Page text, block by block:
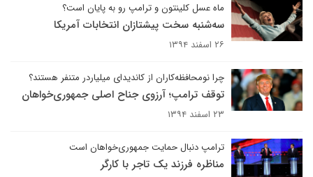
ماه عسل کلینتون و ترامپ رو به پایان است؟
سه‌شنبه سخت پیشتازان انتخابات آمریکا
۲۶ اسفند ۱۳۹۴
چرا نومحافظه‌کاران از کاندیدای میلیاردر متنفر هستند؟
توقف ترامپ؛ آرزوی جناح اصلی جمهوری‌خواهان
۲۳ اسفند ۱۳۹۴
ترامپ دنبال حمایت جمهوری‌خواهان است
مناظره فرزند یک تاجر با کارگر